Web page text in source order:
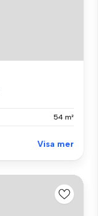
54 m²
Visa mer